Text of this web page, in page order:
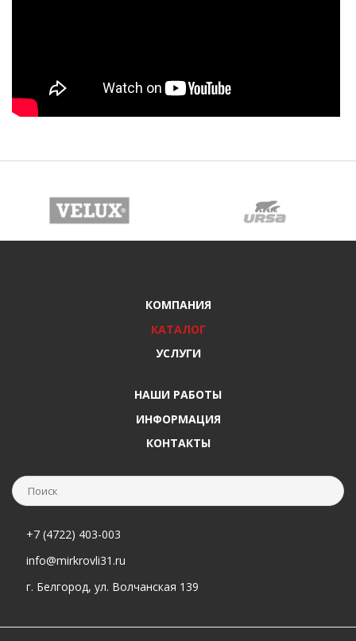
КОМПАНИЯ
КАТАЛОГ
УСЛУГИ
НАШИ РАБОТЫ
ИНФОРМАЦИЯ
КОНТАКТЫ
+7 (4722) 403-003
info@mirkrovli31.ru
г. Белгород, ул. Волчанская 139